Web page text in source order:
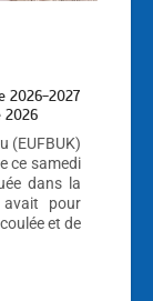
2026-2027
2026
(EUFBUK)
ce samedi
dans la
avait pour
et de